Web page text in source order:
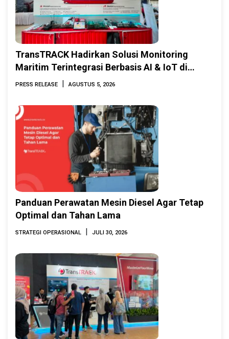
TransTRACK Hadirkan Solusi Monitoring
Maritim Terintegrasi Berbasis AI & IoT di
Indonesia Marine & Offshore Expo (IMOX)
PRESS RELEASE | AGUSTUS 5, 2026
Panduan Perawatan Mesin Diesel Agar Tetap
Optimal dan Tahan Lama
STRATEGI OPERASIONAL | JULI 30, 2026